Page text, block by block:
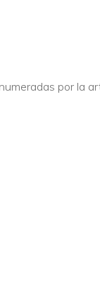
por la